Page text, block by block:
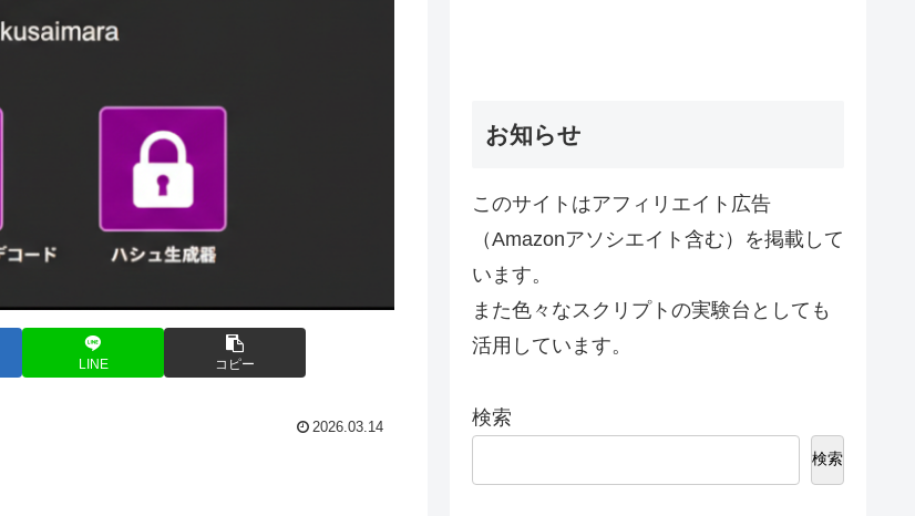
LINE コピー
2026.03.14
お知らせ
このサイトはアフィリエイト広告
（Amazonアソシエイト含む）を掲載して
います。
また色々なスクリプトの実験台としても
活用しています。
検索
検索